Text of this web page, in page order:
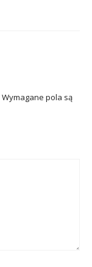
Wymagane pola są